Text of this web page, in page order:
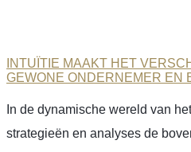
INTUÏTIE MAAKT HET
GEWONE ONDERNEMER EN
In de dynamische wereld van
strategieën en analyses de